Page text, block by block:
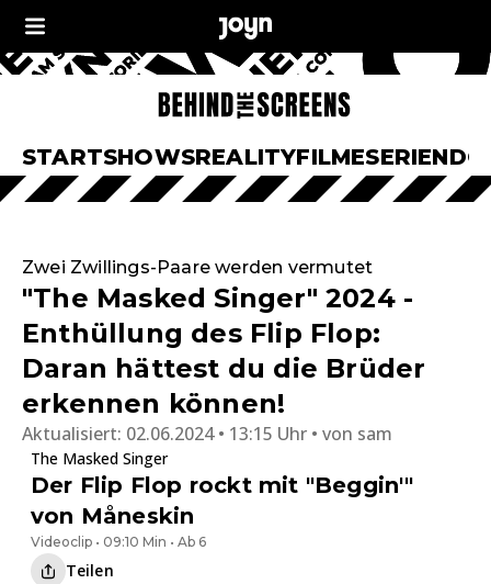
STARTSHOWSREALITYFILMESERIEN
Zwei Zwillings-Paare werden vermutet
"The Masked Singer" 2024 -
Enthüllung des Flip Flop:
Daran hättest du die Brüder
erkennen können!
Aktualisiert: 02.06.2024 • 13:15 Uhr von sam
The Masked Singer
Der Flip Flop rockt mit "Beggin'"
von Måneskin
Videoclip • 09:10 Min • Ab 6
Teilen